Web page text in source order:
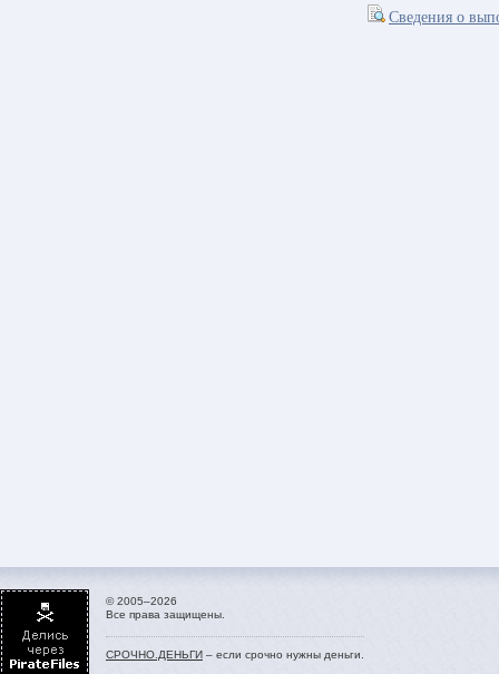
Сведения о
© 2005–2026
Все права защищены.
СРОЧНО.ДЕНЬГИ – если срочно нужны деньги.